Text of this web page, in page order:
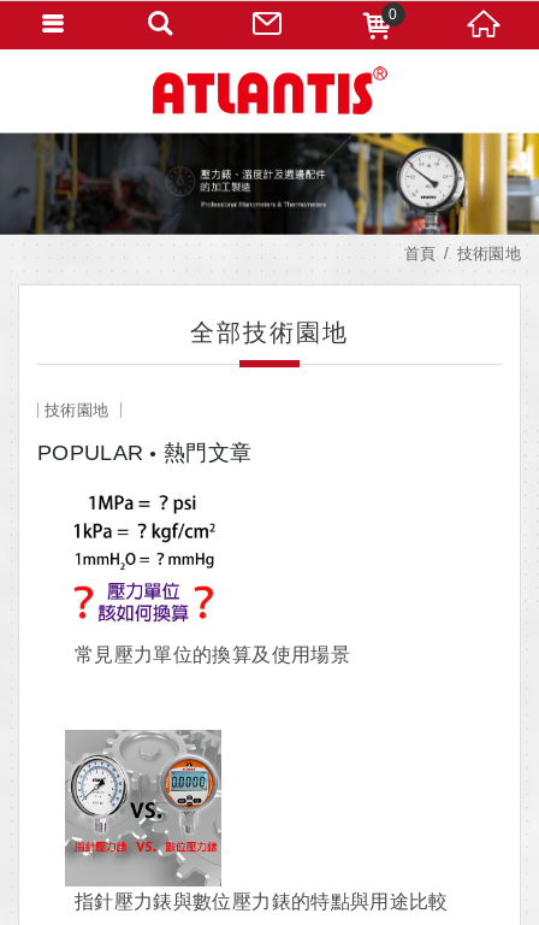
首頁 技術園地
全部技術園地
技術園地
POPULAR 熱門文章
常見壓力單位的換算及使用場景
指針壓力錶與數位壓力錶的特點與用途比較
0